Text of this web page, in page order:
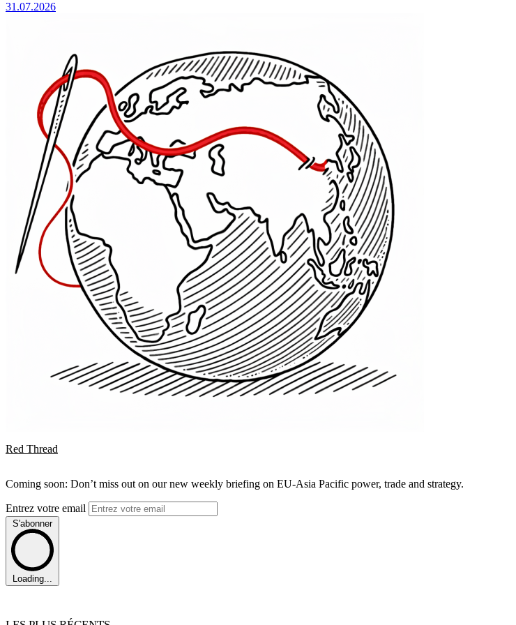
31.07.2026
Red Thread
Coming soon: Don’t miss out on our new weekly briefing on EU-Asia Pacific power, trade and strategy.
Entrez votre email
S'abonner
Loading...